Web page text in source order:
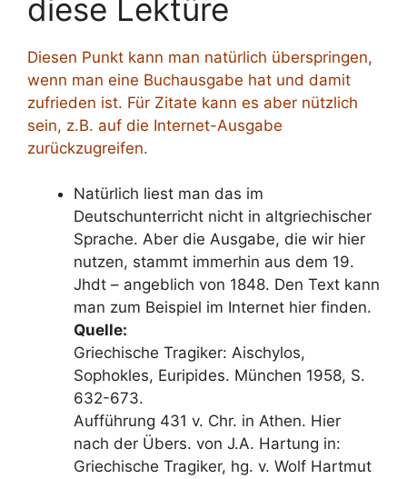
diese Lektüre
Diesen Punkt kann man natürlich überspringen,
wenn man eine Buchausgabe hat und damit
zufrieden ist. Für Zitate kann es aber nützlich
sein, z.B. auf die Internet-Ausgabe
zurückzugreifen.
Natürlich liest man das im
Deutschunterricht nicht in altgriechischer
Sprache. Aber die Ausgabe, die wir hier
nutzen, stammt immerhin aus dem 19.
Jhdt – angeblich von 1848. Den Text kann
man zum Beispiel im Internet hier finden.
Quelle:
Griechische Tragiker: Aischylos,
Sophokles, Euripides. München 1958, S.
632-673.
Aufführung 431 v. Chr. in Athen. Hier
nach der Übers. von J.A. Hartung in:
Griechische Tragiker, hg. v. Wolf Hartmut